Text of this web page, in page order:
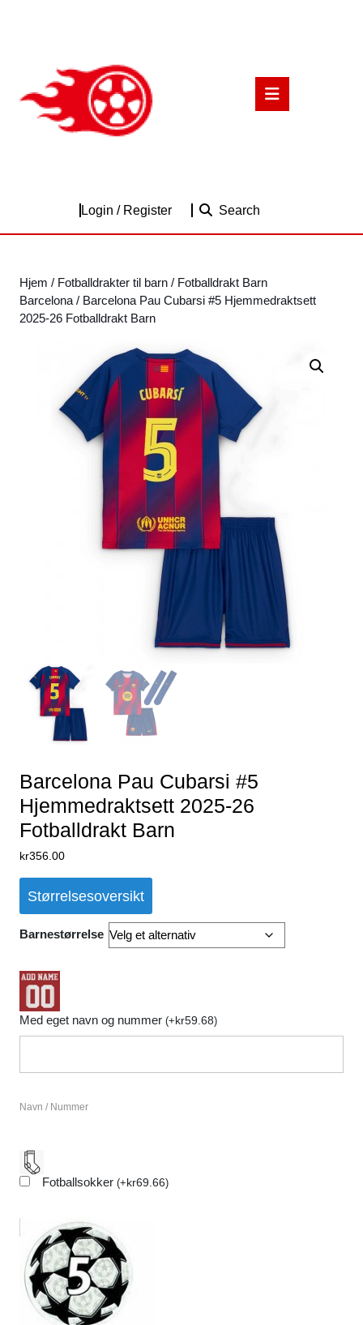
Login / RegisterLogin
Search
Hjem / Fotballdrakter til barn / Fotballdrakt Barn
Barcelona / Barcelona Pau Cubarsi #5 Hjemmedraktsett
2025-26 Fotballdrakt Barn
Barcelona Pau Cubarsi #5
Hjemmedraktsett 2025-26
Fotballdrakt Barn
kr356.00
Størrelsesoversikt
Barnestørrelse
Med eget navn og nummer (+kr59.68)
Navn / Nummer
Fotballsokker (+kr69.66)